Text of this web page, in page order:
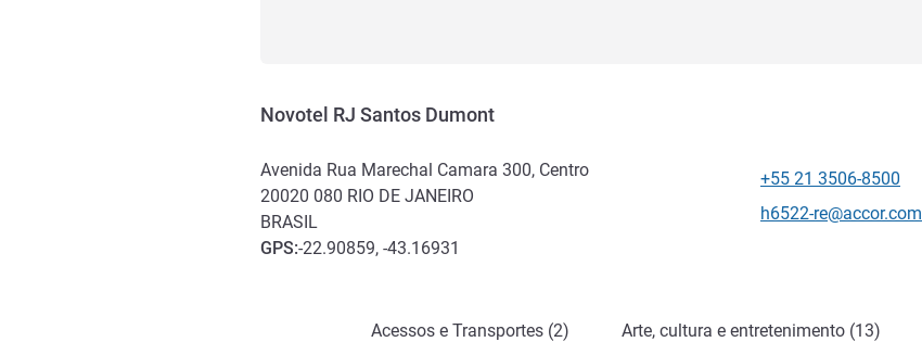
Novotel RJ Santos Dumont
Avenida Rua Marechal Camara 300, Centro
20020 080 RIO DE JANEIRO
BRASIL
GPS:-22.90859, -43.16931
Telefone
+55 21 3506-8500
E-mail de contacto
h6522-re@accor.com
Acessos e Transportes (2) Arte, cultura e entretenimento (13)